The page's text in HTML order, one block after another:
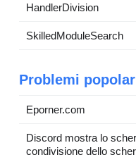
HandlerDivision
SkilledModuleSearch
Problemi
Eporner.com
Discord mostra lo
condivisione dello